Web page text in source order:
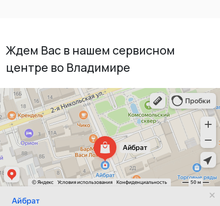
Ждем Вас в нашем сервисном
центре во Владимире